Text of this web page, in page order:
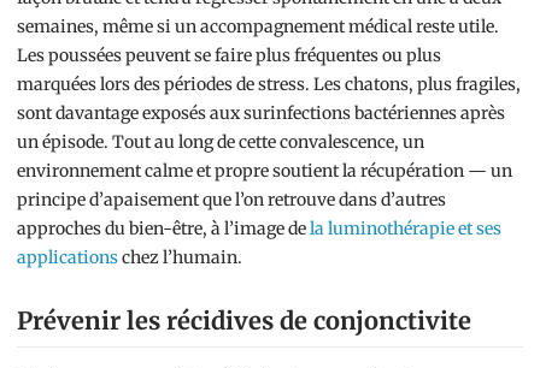
semaines, même si un accompagnement médical reste utile.
Les poussées peuvent se faire plus fréquentes ou plus
marquées lors des périodes de stress. Les chatons, plus fragiles,
sont davantage exposés aux surinfections bactériennes après
un épisode. Tout au long de cette convalescence, un
environnement calme et propre soutient la récupération — un
principe d’apaisement que l’on retrouve dans d’autres
approches du bien-être, à l’image dela luminothérapie et ses
applicationschez l’humain.
Prévenir les récidives de conjonctivite